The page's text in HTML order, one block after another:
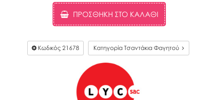
ΠΡΟΣΘΉΚΗ ΣΤΟ ΚΑΛΆΘΙ
Κωδικός 21678 Κατηγορία Τσαντάκια Φαγητού